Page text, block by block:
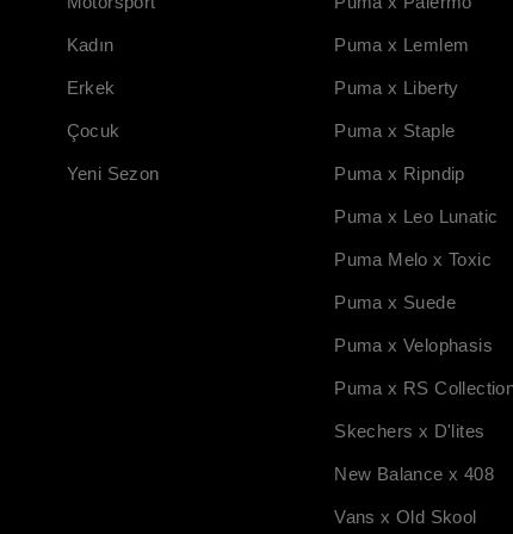
Kadın
Erkek
Çocuk
Yeni Sezon
Puma x Lemlem
Puma x Liberty
Puma x Staple
Puma x Ripndip
Puma x Leo Lunatic
Puma Melo x Toxic
Puma x Suede
Puma x Velophasis
Puma x RS
Skechers x D'lites
New Balance x 408
Vans x Old Skool